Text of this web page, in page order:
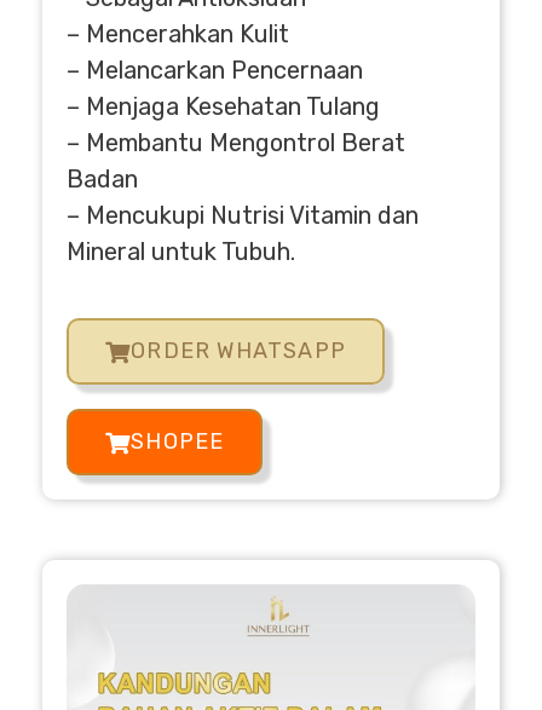
– Mencerahkan Kulit
– Melancarkan Pencernaan
– Menjaga Kesehatan Tulang
– Membantu Mengontrol Berat
Badan
– Mencukupi Nutrisi Vitamin dan
Mineral untuk Tubuh.
ORDER WHATSAPP
SHOPEE